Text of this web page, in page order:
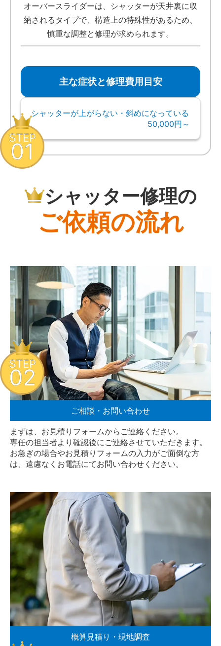
オーバースライダーは、シャッターが天井裏に収
納されるタイプで、構造上の特殊性があるため、
慎重な調整と修理が求められます。
主な症状と修理費用目安
シャッターが上がらない・斜めになっている
50,000円～
シャッター修理の
ご依頼の流れ
STEP
01
ご相談・お問い合わせ
まずは、お見積りフォームからご連絡ください。
専任の担当者より確認後にご連絡させていただきます。
お急ぎの場合やお見積りフォームの入力がご面倒な方
は、遠慮なく お電話にてお問い合わせください。
STEP
02
概算見積り・現地調査